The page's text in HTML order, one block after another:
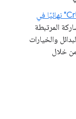
إيقاف "لوحة بيانات CrUX" نهائيًا في
المرتبطة
والخيارات
من خلال